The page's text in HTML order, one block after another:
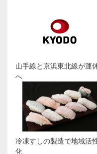
山手線と京浜東北線が運
へ
冷凍すしの製造で地域活
化